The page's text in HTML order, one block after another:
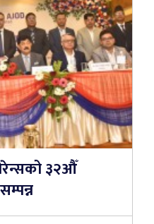
३२औँ